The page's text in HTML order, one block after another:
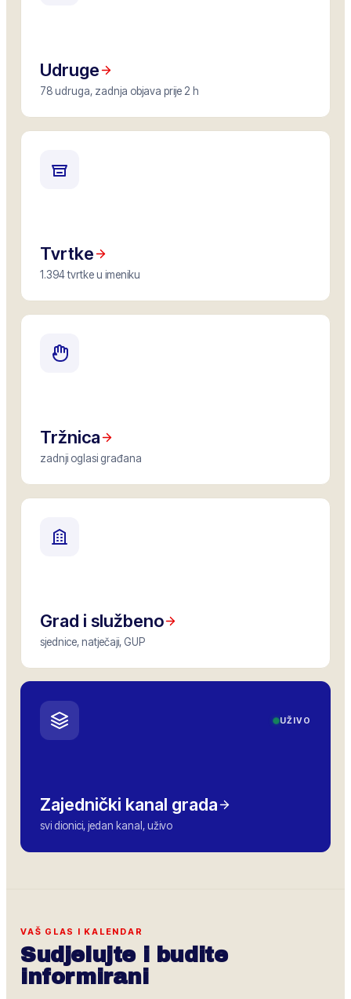
Udruge
78 udruga, zadnja objava prije 2 h
Tvrtke
1.394 tvrtke u imeniku
Tržnica
zadnji oglasi građana
Grad i službeno
sjednice, natječaji, GUP
UŽIVO
Zajednički kanal grada
svi dionici, jedan kanal, uživo
VAŠ GLAS I KALENDAR
Sudjelujte i budite
informirani